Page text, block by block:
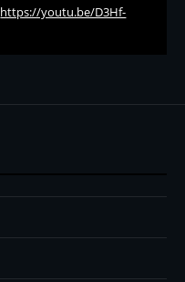
https://youtu.be/D3Hf-